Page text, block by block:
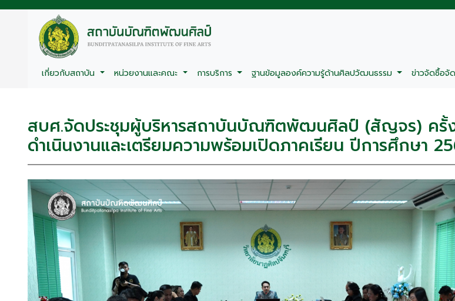
เกี่ยวกับสถาบัน หน่วยงานและคณะ การบริการ ฐานข้อมูลองค์ความรู้ด้านศิลปวัฒนธรรม ข่าวจัดซื้อจั
สบศ.จัดประชุมผู้บริหารสถาบันบัณฑิตพัฒนศิลป์ (สัญจร) ครั้
ดำเนินงานและเตรียมความพร้อมเปิดภาคเรียน ปีการศึกษา